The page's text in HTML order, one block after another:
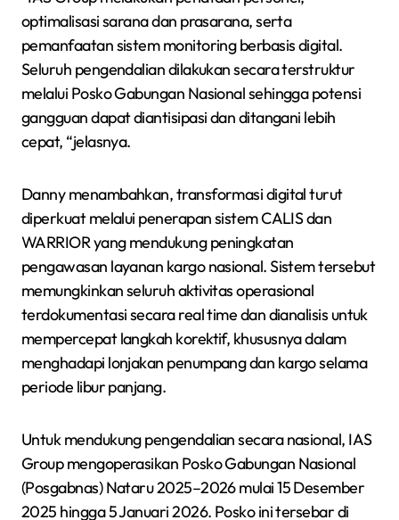
optimalisasi sarana dan prasarana, serta
pemanfaatan sistem monitoring berbasis digital.
Seluruh pengendalian dilakukan secara terstruktur
melalui Posko Gabungan Nasional sehingga potensi
gangguan dapat diantisipasi dan ditangani lebih
cepat, “jelasnya.
Danny menambahkan, transformasi digital turut
diperkuat melalui penerapan sistem CALIS dan
WARRIOR yang mendukung peningkatan
pengawasan layanan kargo nasional. Sistem tersebut
memungkinkan seluruh aktivitas operasional
terdokumentasi secara real time dan dianalisis untuk
mempercepat langkah korektif, khususnya dalam
menghadapi lonjakan penumpang dan kargo selama
periode libur panjang.
Untuk mendukung pengendalian secara nasional, IAS
Group mengoperasikan Posko Gabungan Nasional
(Posgabnas) Nataru 2025–2026 mulai 15 Desember
2025 hingga 5 Januari 2026. Posko ini tersebar di